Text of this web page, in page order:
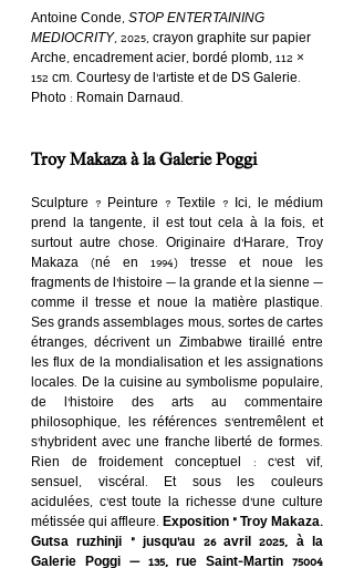
Antoine Conde, STOP ENTERTAINING
MEDIOCRITY, 2025, crayon graphite sur papier
Arche, encadrement acier, bordé plomb, 112 ×
152 cm. Courtesy de l’artiste et de DS Galerie.
Photo : Romain Darnaud.
Troy Makaza à la Galerie Poggi
Sculpture ? Peinture ? Textile ? Ici, le médium
prend la tangente, il est tout cela à la fois, et
surtout autre chose. Originaire d’Harare, Troy
Makaza (né en 1994) tresse et noue les
fragments de l’histoire — la grande et la sienne —
comme il tresse et noue la matière plastique.
Ses grands assemblages mous, sortes de cartes
étranges, décrivent un Zimbabwe tiraillé entre
les flux de la mondialisation et les assignations
locales. De la cuisine au symbolisme populaire,
de l’histoire des arts au commentaire
philosophique, les références s’entremêlent et
s’hybrident avec une franche liberté de formes.
Rien de froidement conceptuel : c’est vif,
sensuel, viscéral. Et sous les couleurs
acidulées, c’est toute la richesse d’une culture
métissée qui affleure. Exposition « Troy Makaza.
Gutsa ruzhinji » jusqu’au 26 avril 2025, à la
Galerie Poggi — 135, rue Saint-Martin 75004